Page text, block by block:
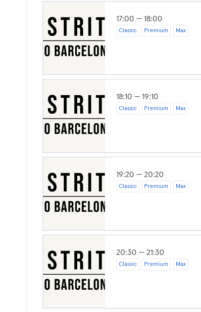
17:00 — 18:00
Classic Premium Max
18:10 — 19:10
Classic Premium Max
19:20 — 20:20
Classic Premium Max
20:30 — 21:30
Classic Premium Max